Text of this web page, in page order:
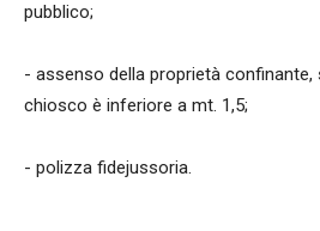
pubblico;
- assenso della proprietà confinante,
chiosco è inferiore a mt. 1,5;
- polizza fidejussoria.